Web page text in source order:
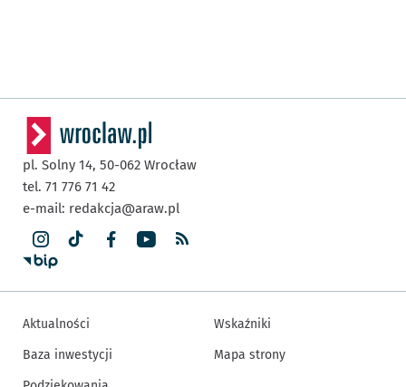
pl. Solny 14, 50-062 Wrocław
tel. 71 776 71 42
e-mail: redakcja@araw.pl
Aktualności
Baza inwestycji
Wskaźniki
Mapa strony